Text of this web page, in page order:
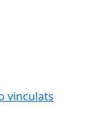
vinculats